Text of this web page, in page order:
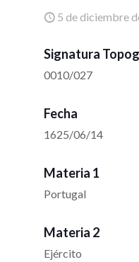
5 de diciembre
Signatura
0010/027
Fecha
1625/06/14
Materia 1
Portugal
Materia 2
Ejército